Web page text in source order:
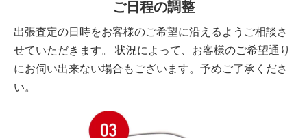
ご日程の調整
出張査定の日時をお客様のご希望に沿えるようご相談さ
せていただきます。 状況によって、お客様のご希望通り
にお伺い出来ない場合もございます。予めご了承くださ
い。